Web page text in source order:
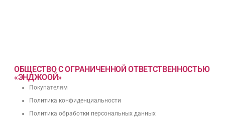
ОБЩЕСТВО С ОГРАНИЧЕННОЙ ОТВЕТСТВЕННОСТЬЮ
«ЭНДЖООЙ»
Покупателям
Политика конфиденциальности
Политика обработки персональных данных